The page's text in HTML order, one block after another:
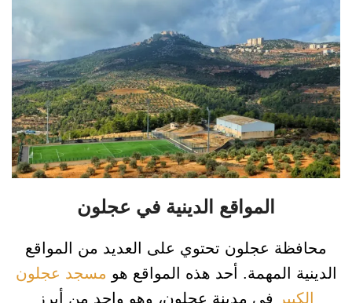
المواقع الدينية في عجلون
محافظة عجلون تحتوي على العديد من المواقع
الدينية المهمة. أحد هذه المواقع هو مسجد عجلون
الكبير
في مدينة عجلون، وهو واحد من أبرز